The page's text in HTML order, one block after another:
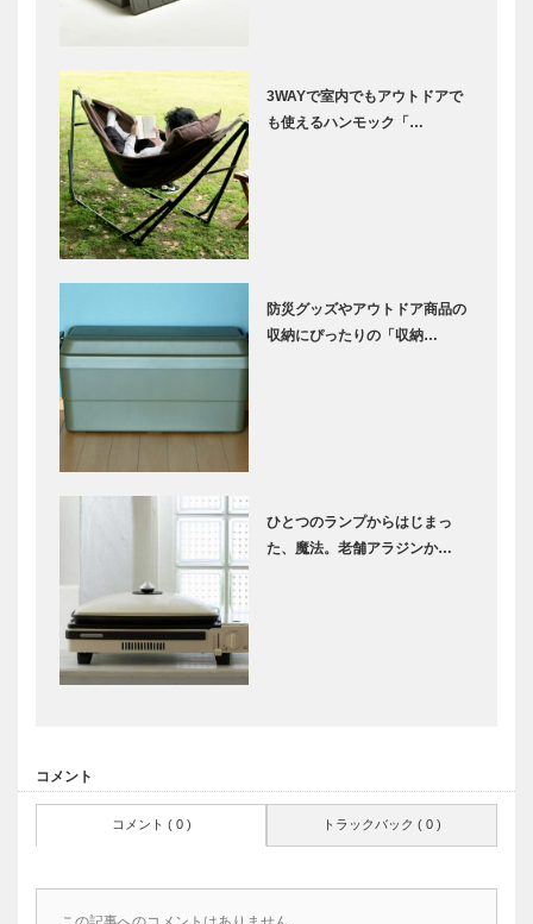
3WAYで室内でもアウトドアで
も使えるハンモック「…
防災グッズやアウトドア商品の
収納にぴったりの「収納…
ひとつのランプからはじまっ
た、魔法。老舗アラジンか…
コメント
コメント ( 0 ) トラックバック ( 0 )